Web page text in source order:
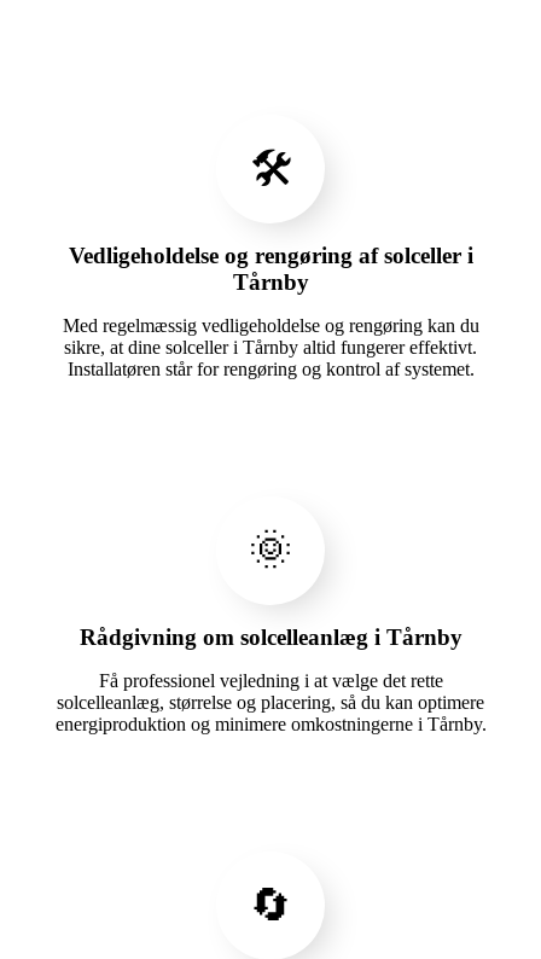
🛠️
Vedligeholdelse og rengøring af solceller i
Tårnby
Med regelmæssig vedligeholdelse og rengøring kan du
sikre, at dine solceller i Tårnby altid fungerer effektivt.
Installatøren står for rengøring og kontrol af systemet.
🌞
Rådgivning om solcelleanlæg i Tårnby
Få professionel vejledning i at vælge det rette
solcelleanlæg, størrelse og placering, så du kan optimere
energiproduktion og minimere omkostningerne i Tårnby.
🔄